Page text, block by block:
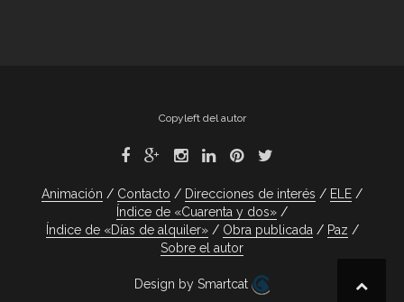
Copyleft del autor
Animación Contacto Direcciones de interés
ELE
Índice de «Cuarenta y dos»
Índice de «Días de alquiler»
Obra publicada
Paz
Sobre el autor
Design by Smartcat